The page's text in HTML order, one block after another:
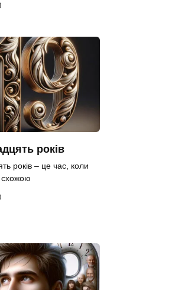
років
років – це час, коли